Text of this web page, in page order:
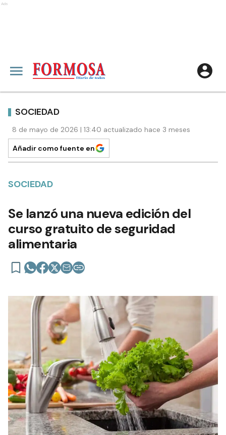
Ads
SOCIEDAD
8 de mayo de 2026 | 13:40 actualizado hace 3 meses
Añadir como fuente en
SOCIEDAD
Se lanzó una nueva edición del
curso gratuito de seguridad
alimentaria